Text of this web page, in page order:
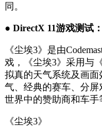
同。
● DirectX 11游戏测试
《尘埃3》是由
戏，《尘埃3》采用与
拟真的天气系统及画
气、经典的赛车、分
世界中的赞助商和车手
《尘埃3》